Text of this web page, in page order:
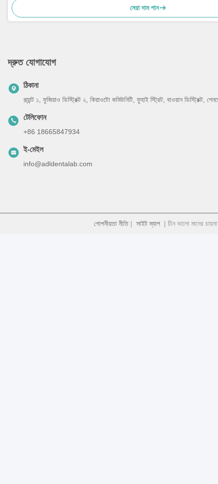
সেরা দাম পান
দ্রুত যোগাযোগ
ঠিকানা
প্ল্যান্ট ১, ফুজিয়াও ডিস্ট্রিক্ট ২, কিয়াওটো কমিউনিটি, ফুহাই স্ট্রিট, বাওয়ান ডিস্ট্রিক্ট,
টেলিফোন
+86 18665847934
ই-মেইল
info@adldentalab.com
গোপনীয়তা নীতি| সাইট ম্যাপ| চীন ভালো মানের